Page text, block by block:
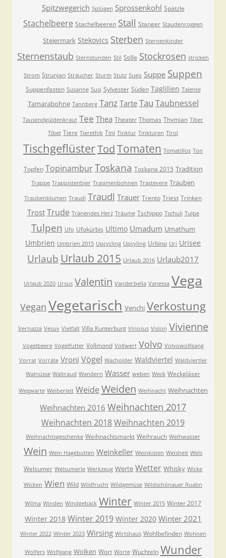
Spitzwegerich Splügen Sprossenkohl Spätzle
Stachelbeere Stachelbeeren Stall Stanger Staudenroggen
Steiermark Stekovics Sterben Sternenkinder
Sternenstaub Sternstunden Stil Stille Stockrosen stricken
Strom Strunjan Sträucher Sturm Stutz Sugo Suppe Suppen
Suppenfasten Susanne Susi Sylvester Süden Taglilien Talente
Tamarabohne Tannberg Tanz Tarte Tau Taubnessel
Tausendgüldenkraut Tee Thea Theater Thomas Thymian Tiber
Tibet Tiere Tierethik Tini Tinktur Tinkturen Tirol
TischgeflüsterTodTomaten Tomatillos Ton
Topfen Topinambur Toskana Toskana 2015 Tradition
Trappe Trappistenbier Trasimenbohnen Trastevere Trauben
Traubenblumen Traudi Traudl Trauer Trento Triest Trinken
Trost Trude Tränendes Herz Träume Tschippo Tschuli Tulpe
Tulpen Ufo Ufokürbis Ultimo Umadum Umathum
Umbrien Umbrien 2015 Upcycling Upcyling Urbino Uri Urisee
Urlaub Urlaub 2015 Urlaub 2016 Urlaub2017
Urlaub 2020 Ursus Valentin Vanderbella Vanessa Vega
Vegan Vegetarisch Venchi Verkostung
Vernazza Vesuv Vielfalt Villa Kunterbunt Vinosus Vision Vivienne
Vogelbeere Vogelfutter Vollmond Vollwert Volvo Volvowolfgang
Vorrat Vorräte Vroni Vögel Wacholder Waldviertel Waldviertler
Walnüsse Waltraud Wandern Wasser weben Weck Weckgläser
Wegwarte Weiberleit Weide Weiden Weihnacht Weihnachten
Weihnachten 2016 Weihnachten 2017
Weihnachten 2018Weihnachten 2019
Weihnachtsgeschenke Weihnachtsmarkt Weihrauch Weihwasser
Wein Wein Hagebutten Weinkeller Weinkisten Weisheit Wels
Welsumer Welsumerle Werkzeug Werte Wetter Whisky Wicke
Wicken Wien Wild Wildfrucht Wildgemüse Wildschönauer Ruabn
Wilma Winden Windgebäck Winter Winter 2015 Winter 2017
Winter 2018 Winter 2019 Winter 2020 Winter 2021
Winter 2022 Winter 2023 Wirsing Wirtshaus Wohlbefinden Wohnen
Wolfers Wolfgang Wolken Wort Worte Wuchteln Wunder